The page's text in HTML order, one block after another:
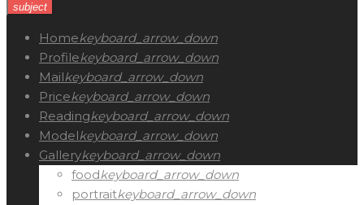
subject
Homekeyboard_arrow_down
Profilekeyboard_arrow_down
Mailkeyboard_arrow_down
Pricekeyboard_arrow_down
Readingkeyboard_arrow_down
Modelkeyboard_arrow_down
Gallerykeyboard_arrow_down
foodkeyboard_arrow_down
portraitkeyboard_arrow_down